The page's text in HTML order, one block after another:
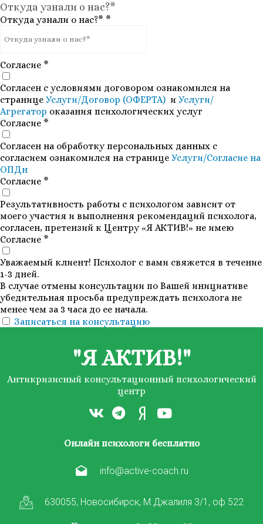
Откуда узнали о нас?*
Откуда узнали о нас?* *
Согласие *
Согласен с условиями договором ознакомился на
странице Услуги/Договор (ОФЕРТА) и Услуги/
Агрегатор оказания психологических услуг
Согласие *
Согласен на обработку персональных данных с
согласием ознакомился на странице Услуги/Согласие на
ОПДн
Согласие *
Результативность работы с психологом зависит от
моего участия и выполнения рекомендаций психолога,
согласен, претензий к Центру «Я АКТИВ!» не имею
Согласие *
Уважаемый клиент! Психолог с вами свяжется в течение
1-3 дней.
В случае отмены консультации по Вашей инициативе
убедительная просьба предупреждать психолога не
менее чем за 3 часа до ее начала.
Записаться на консультацию
"Я АКТИВ!"
Антикризисный консультационный психологический
центр
Онлайн психологи бесплатно
info@active-coach.ru
630055, Новосибирск, М.Джалиля 3/1, оф 522